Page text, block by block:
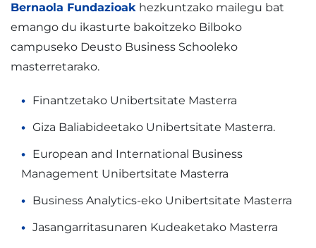
Bernaola Fundazioak hezkuntzako mailegu bat
emango du ikasturte bakoitzeko Bilboko
campuseko Deusto Business Schooleko
masterretarako.
Finantzetako Unibertsitate Masterra
Giza Baliabideetako Unibertsitate Masterra.
European and International Business
Management Unibertsitate Masterra
Business Analytics-eko Unibertsitate Masterra
Jasangarritasunaren Kudeaketako Masterra